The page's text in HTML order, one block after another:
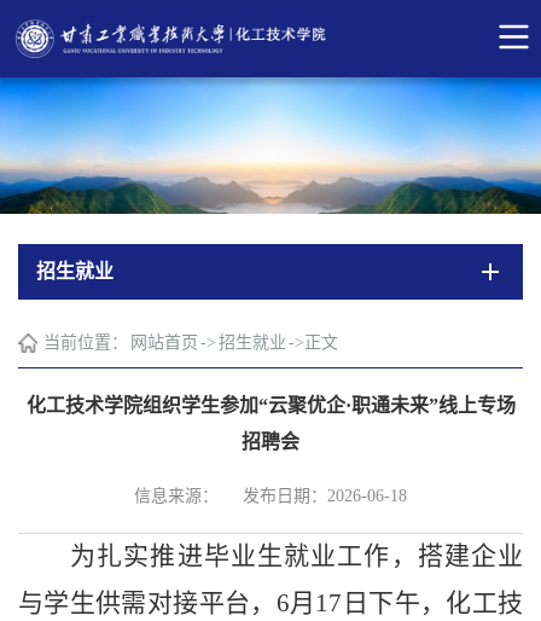
招生就业
当前位置： 网站首页 -> 招生就业 ->正文
化工技术学院组织学生参加“云聚优企·职通未来”线上专场
招聘会
信息来源： 发布日期：2026-06-18
为扎实推进毕业生就业工作，搭建企业
与学生供需对接平台， 6月17日下午，化工技